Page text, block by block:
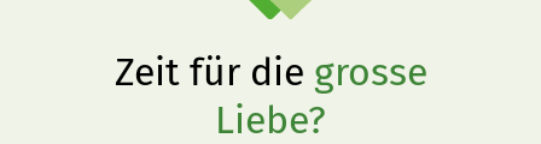
Zeit für die grosse
Liebe?